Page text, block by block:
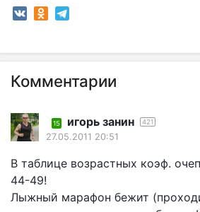
Комментарии
15 игорь занин 421
27.05.2011 20:51
В таблице возрастных коэф.
44-49!
Лыжный марафон бежит